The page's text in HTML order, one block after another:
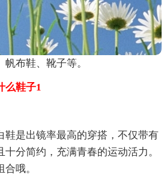
布鞋、靴子等。
鞋子1
鞋是出镜率最高的穿搭，不仅带有
分简约，充满青春的运动活力。
哦。